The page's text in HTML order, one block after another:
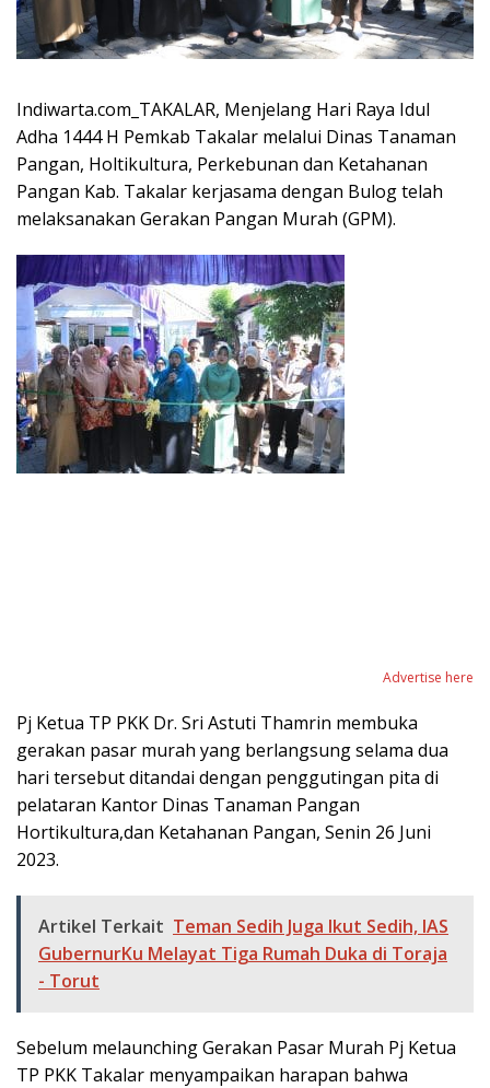
Indiwarta.com_TAKALAR, Menjelang Hari Raya Idul
Adha 1444 H Pemkab Takalar melalui Dinas Tanaman
Pangan, Holtikultura, Perkebunan dan Ketahanan
Pangan Kab. Takalar kerjasama dengan Bulog telah
melaksanakan Gerakan Pangan Murah (GPM).
Advertise here
Pj Ketua TP PKK Dr. Sri Astuti Thamrin membuka
gerakan pasar murah yang berlangsung selama dua
hari tersebut ditandai dengan penggutingan pita di
pelataran Kantor Dinas Tanaman Pangan
Hortikultura,dan Ketahanan Pangan, Senin 26 Juni
2023.
Artikel Terkait Teman Sedih Juga Ikut Sedih, IAS
GubernurKu Melayat Tiga Rumah Duka di Toraja
- Torut
Sebelum melaunching Gerakan Pasar Murah Pj Ketua
TP PKK Takalar menyampaikan harapan bahwa